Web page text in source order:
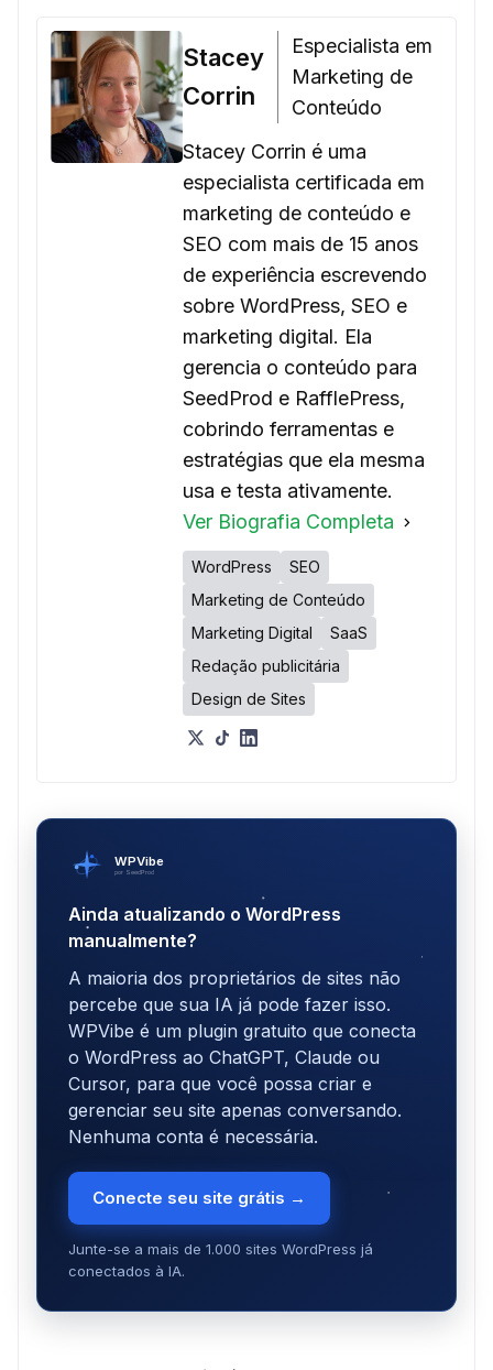
Stacey
Corrin
Especialista em
Marketing de
Conteúdo
Stacey Corrin é uma
especialista certificada em
marketing de conteúdo e
SEO com mais de 15 anos
de experiência escrevendo
sobre WordPress, SEO e
marketing digital. Ela
gerencia o conteúdo para
SeedProd e RafflePress,
cobrindo ferramentas e
estratégias que ela mesma
usa e testa ativamente.
Ver Biografia Completa
WordPress
SEO
Marketing de Conteúdo
Marketing Digital
SaaS
Redação publicitária
Design de Sites
WPVibe
por SeedProd
Ainda atualizando o WordPress
manualmente?
A maioria dos proprietários de sites não
percebe que sua IA já pode fazer isso.
WPVibe é um plugin gratuito que conecta
o WordPress ao ChatGPT, Claude ou
Cursor, para que você possa criar e
gerenciar seu site apenas conversando.
Nenhuma conta é necessária.
Conecte seu site grátis →
Junte-se a mais de 1.000 sites WordPress já
conectados à IA.